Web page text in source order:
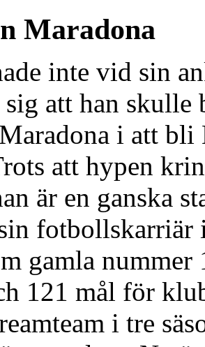
Maradona
inte vid sin
att han
i att bli
att hypen
är en ganska
gamla
121 mål för
i tre